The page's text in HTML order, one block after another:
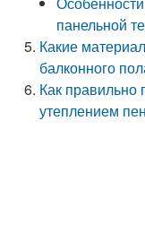
панельной
Какие
балконного
Как правильно
утеплением